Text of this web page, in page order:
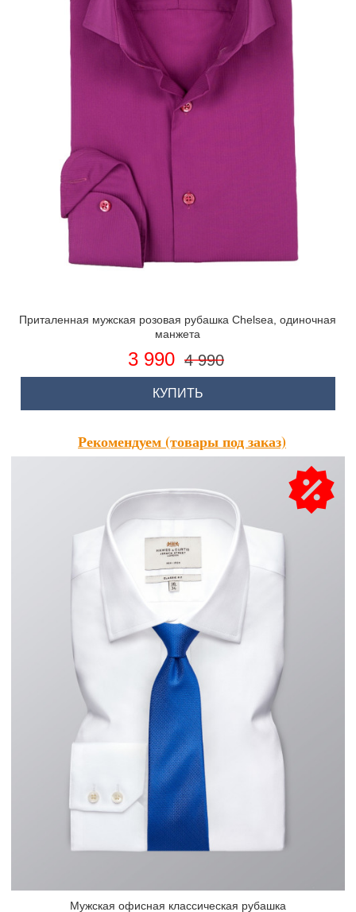
Приталенная мужская розовая рубашка Chelsea, одиночная
манжета
3 990 4 990
КУПИТЬ
Рекомендуем (товары под заказ)
Мужская офисная классическая рубашка